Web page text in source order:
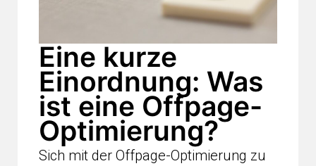
Eine kurze
Einordnung: Was
ist eine Offpage-
Optimierung?
Sich mit der Offpage-Optimierung zu